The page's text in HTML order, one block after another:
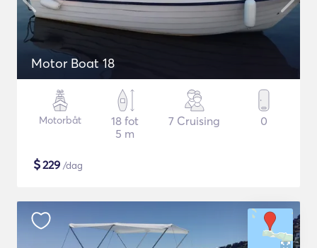
Motor Boat 18
Motorbåt
18 fot
5 m
7 Cruising 0
$229 /dag